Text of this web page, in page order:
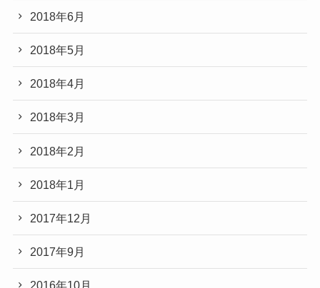
2018年6月
2018年5月
2018年4月
2018年3月
2018年2月
2018年1月
2017年12月
2017年9月
2016年10月